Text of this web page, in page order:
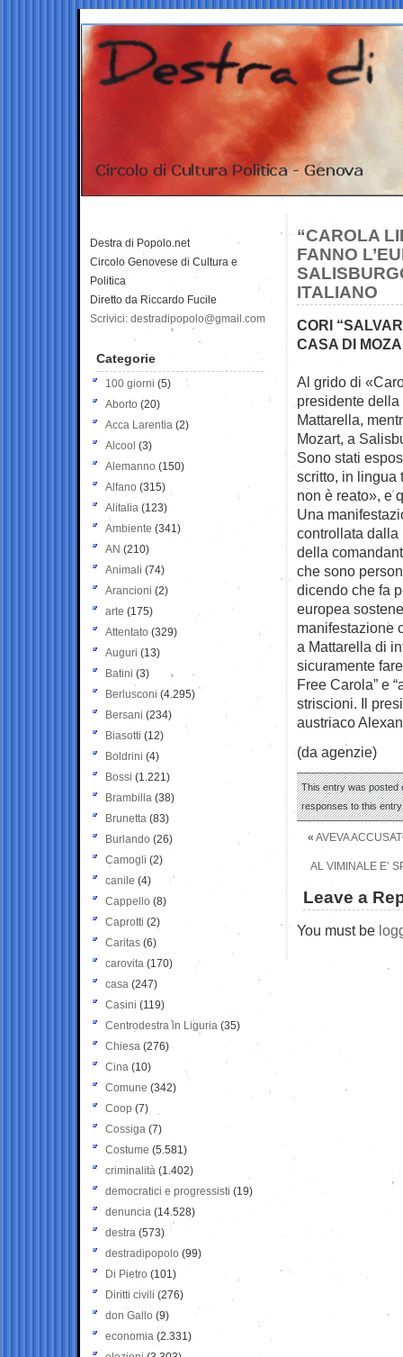
“CAROLA
FANNO
ITALIANO
CORI
CASA DI
Al grido di
presidente della
Mattarella,
Mozart, a
Sono stati
scritto, in lingua
non è reato», e
Una
controllata
della
che sono
dicendo che fa
europea
manifestazione
a Mattarella di
sicuramente
Free Carola” e
striscioni. Il
austriaco
(da agenzie)
This entry was posted
responses to this
« AVEVA
AL VIMINALE E’
Leave a
You must be
Destra di Popolo.net
Circolo Genovese di Cultura e
Politica
Diretto da Riccardo Fucile
Scrivici: destradipopolo@gmail.com
Categorie
100 giorni (5)
Aborto (20)
Acca Larentia (2)
Alcool (3)
Alemanno (150)
Alfano (315)
Alitalia (123)
Ambiente (341)
AN (210)
Animali (74)
Arancioni (2)
arte (175)
Attentato (329)
Auguri (13)
Batini (3)
Berlusconi (4.295)
Bersani (234)
Biasotti (12)
Boldrini (4)
Bossi (1.221)
Brambilla (38)
Brunetta (83)
Burlando (26)
Camogli (2)
canile (4)
Cappello (8)
Caprotti (2)
Caritas (6)
carovita (170)
casa (247)
Casini (119)
Centrodestra in Liguria (35)
Chiesa (276)
Cina (10)
Comune (342)
Coop (7)
Cossiga (7)
Costume (5.581)
criminalità (1.402)
democratici e progressisti (19)
denuncia (14.528)
destra (573)
destradipopolo (99)
Di Pietro (101)
Diritti civili (276)
don Gallo (9)
economia (2.331)